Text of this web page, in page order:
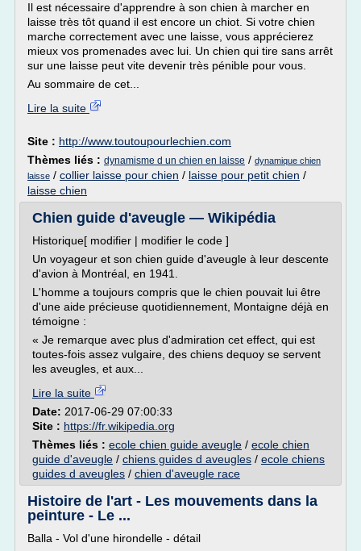
Il est nécessaire d'apprendre à son chien à marcher en
laisse très tôt quand il est encore un chiot. Si votre chien
marche correctement avec une laisse, vous apprécierez
mieux vos promenades avec lui. Un chien qui tire sans arrêt
sur une laisse peut vite devenir très pénible pour vous.
Au sommaire de cet...
Lire la suite
Site : http://www.toutoupourlechien.com
Thèmes liés : dynamisme d un chien en laisse / dynamique chien
laisse / collier laisse pour chien / laisse pour petit chien /
laisse chien
Chien guide d'aveugle — Wikipédia
Historique[ modifier | modifier le code ]
Un voyageur et son chien guide d'aveugle à leur descente
d'avion à Montréal, en 1941.
L'homme a toujours compris que le chien pouvait lui être
d'une aide précieuse quotidiennement, Montaigne déjà en
témoigne :
« Je remarque avec plus d'admiration cet effect, qui est
toutes-fois assez vulgaire, des chiens dequoy se servent
les aveugles, et aux...
Lire la suite
Date: 2017-06-29 07:00:33
Site : https://fr.wikipedia.org
Thèmes liés : ecole chien guide aveugle / ecole chien
guide d'aveugle / chiens guides d aveugles / ecole chiens
guides d aveugles / chien d'aveugle race
Histoire de l'art - Les mouvements dans la
peinture - Le ...
Balla - Vol d'une hirondelle - détail